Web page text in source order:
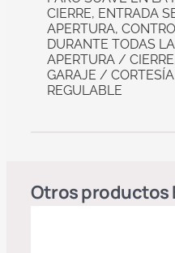
CIERRE, ENTRADA
APERTURA,
DURANTE TODAS
APERTURA /
GARAJE /
REGULABLE
Otros productos